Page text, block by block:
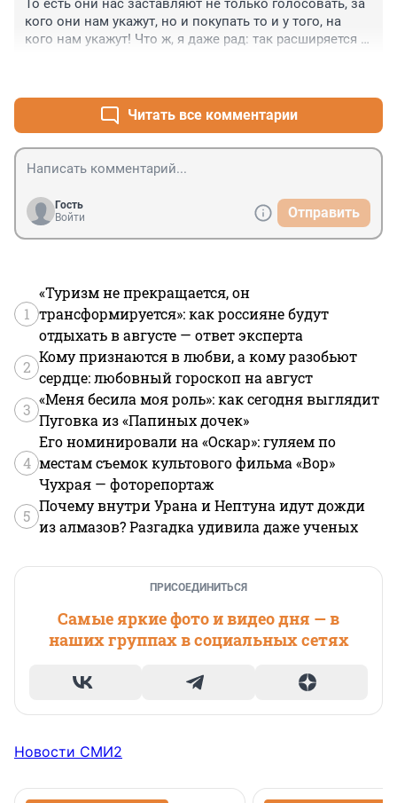
То есть они нас заставляют не только голосовать, за
кого они нам укажут, но и покупать то и у того, на
кого нам укажут! Что ж, я даже рад: так расширяется
Читать все комментарии
Гость
Войти
Отправить
1
«Туризм не прекращается, он
трансформируется»: как россияне будут
отдыхать в августе — ответ эксперта
2
Кому признаются в любви, а кому разобьют
сердце: любовный гороскоп на август
3
«Меня бесила моя роль»: как сегодня выглядит
Пуговка из «Папиных дочек»
4
Его номинировали на «Оскар»: гуляем по
местам съемок культового фильма «Вор»
Чухрая — фоторепортаж
5
Почему внутри Урана и Нептуна идут дожди
из алмазов? Разгадка удивила даже ученых
ПРИСОЕДИНИТЬСЯ
Самые яркие фото и видео дня — в
наших группах в социальных сетях
Новости СМИ2